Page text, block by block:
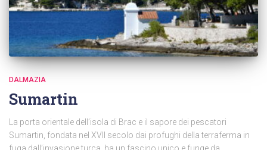
DALMAZIA
Sumartin
La porta orientale dell’isola di Brac e il sapore dei pescatori
Sumartin, fondata nel XVII secolo dai profughi della terraferma in